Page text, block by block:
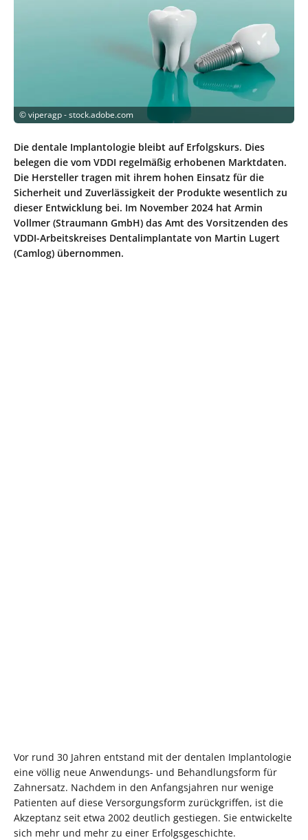
©viperagp - stock.adobe.com
Die dentale Implantologie bleibt auf Erfolgskurs. Dies
belegen die vom VDDI regelmäßig erhobenen Marktdaten.
Die Hersteller tragen mit ihrem hohen Einsatz für die
Sicherheit und Zuverlässigkeit der Produkte wesentlich zu
dieser Entwicklung bei. Im November 2024 hat Armin
Vollmer (Straumann GmbH) das Amt des Vorsitzenden des
VDDI-Arbeitskreises Dentalimplantate von Martin Lugert
(Camlog) übernommen.
Vor rund 30 Jahren entstand mit der dentalen Implantologie
eine völlig neue Anwendungs- und Behandlungsform für
Zahnersatz. Nachdem in den Anfangsjahren nur wenige
Patienten auf diese Versorgungsform zurückgriffen, ist die
Akzeptanz seit etwa 2002 deutlich gestiegen. Sie entwickelte
sich mehr und mehr zu einer Erfolgsgeschichte.